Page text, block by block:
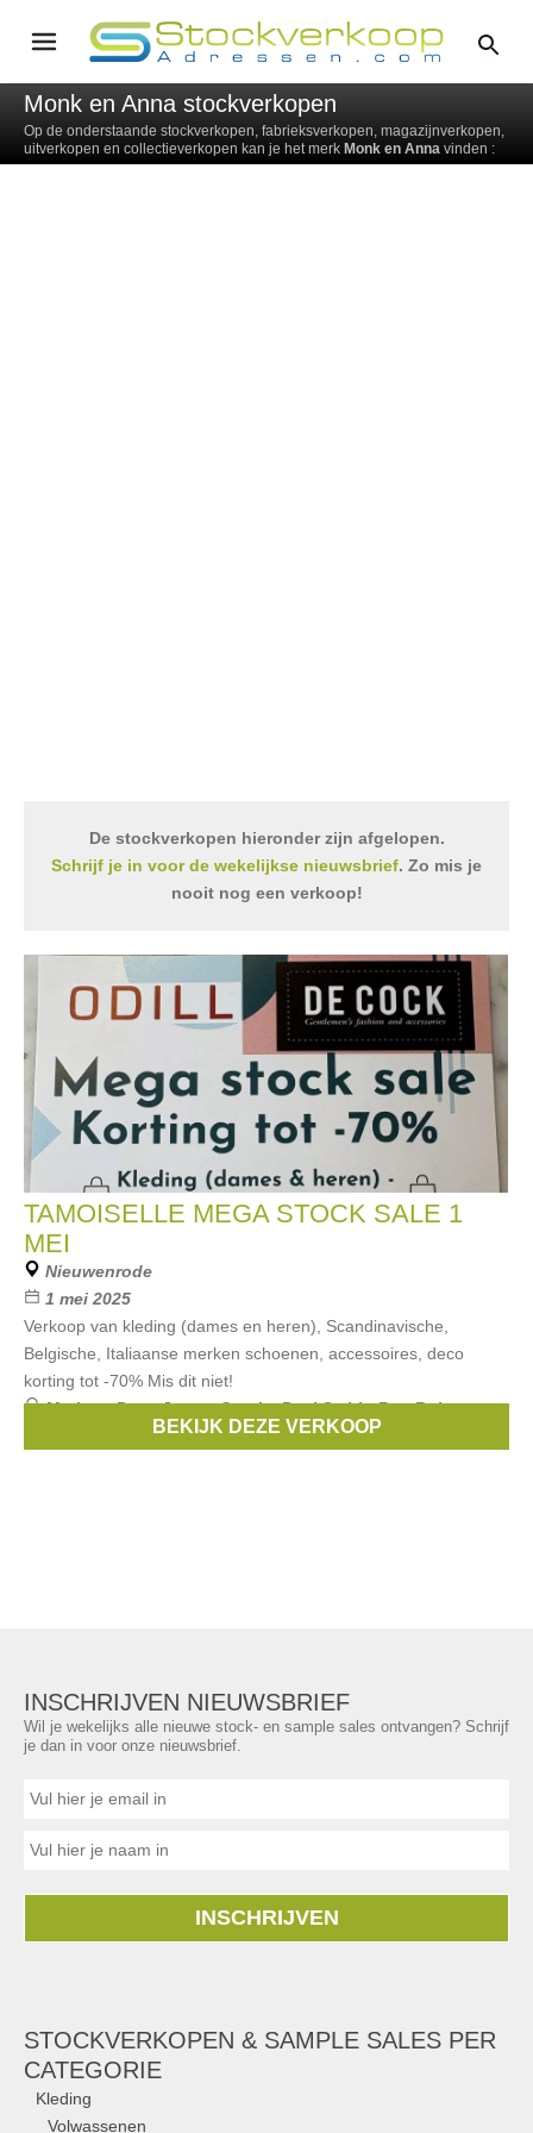
Monk en Anna stockverkopen
Op de onderstaande stockverkopen, fabrieksverkopen, magazijnverkopen,
uitverkopen en collectieverkopen kan je het merk Monk en Anna vinden :
De stockverkopen hieronder zijn afgelopen.
Schrijf je in voor de wekelijkse nieuwsbrief. Zo mis je
nooit nog een verkoop!
TAMOISELLE MEGA STOCK SALE 1
MEI
Nieuwenrode
1 mei 2025
Verkoop van kleding (dames en heren), Scandinavische,
Belgische, Italiaanse merken schoenen, accessoires, deco
korting tot -70% Mis dit niet!
Merken:Pepe Jeans,Garcia,Paul Smith,Roy Robson,
BEKIJK DEZE VERKOOP
INSCHRIJVEN NIEUWSBRIEF
Wil je wekelijks alle nieuwe stock- en sample sales ontvangen? Schrijf
je dan in voor onze nieuwsbrief.
INSCHRIJVEN
STOCKVERKOPEN & SAMPLE SALES PER
CATEGORIE
Kleding
Volwassenen